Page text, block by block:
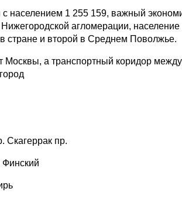
населением 1 255 159, важный
агломерации, население
стране и второй в Среднем Поволжье.
Москвы, а транспортный коридор
Скагеррак пр.
Финский